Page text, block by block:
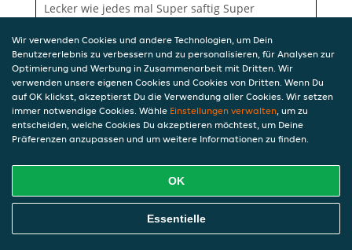
Lecker wie jedes mal Super saftig Super
zeitnah / pünktlich
Wir verwenden Cookies und andere Technologien, um Dein
Benutzererlebnis zu verbessern und zu personalisieren, für Analysen zur
Optimierung und Werbung in Zusammenarbeit mit Dritten. Wir
verwenden unsere eigenen Cookies und Cookies von Dritten. Wenn Du
auf OK klickst, akzeptierst Du die Verwendung aller Cookies. Wir setzen
immer notwendige Cookies. Wähle Einstellungen verwalten, um zu
entscheiden, welche Cookies Du akzeptieren möchtest, um Deine
Präferenzen anzupassen und um weitere Informationen zu finden.
OK
Essentielle